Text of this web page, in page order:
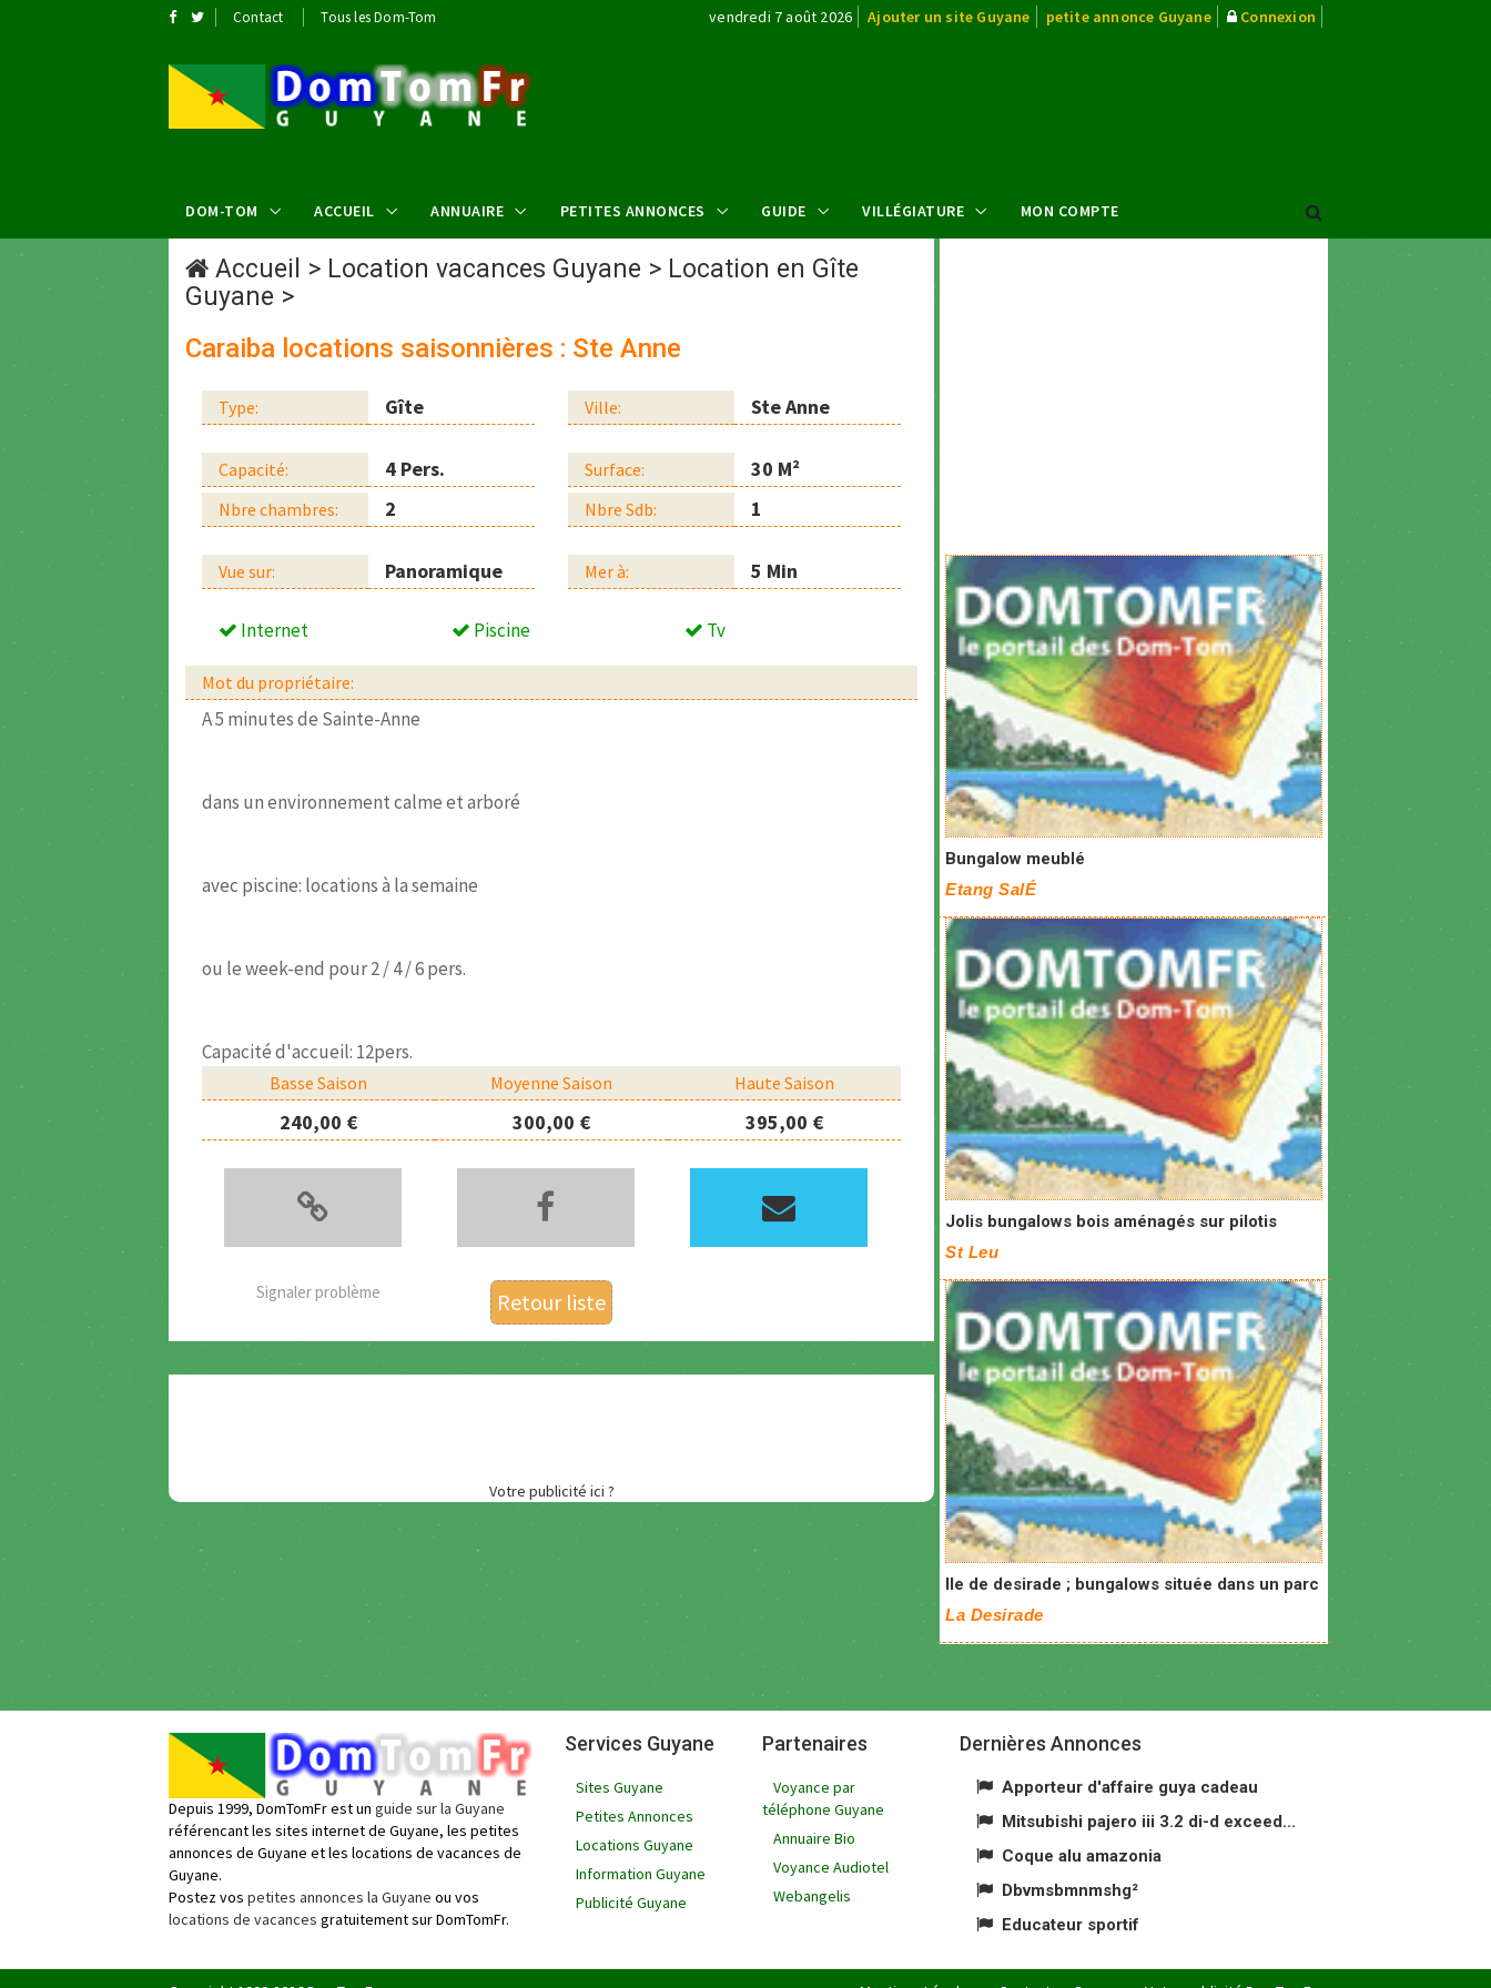
Contact Tous les Dom-Tom vendredi 7 août 2026 Ajouter un site Guyane petite annonce Guyane Connexion
DOM-TOM ACCUEIL ANNUAIRE PETITES ANNONCES GUIDE VILLÉGIATURE MON COMPTE
Accueil > Location vacances Guyane > Location en Gîte
Guyane >
Caraiba locations saisonnières : Ste Anne
Type: Gîte Ville: Ste Anne
Capacité: 4 Pers. Surface: 30 M²
Nbre chambres: 2 Nbre Sdb: 1
Vue sur: Panoramique Mer à: 5 Min
Internet Piscine Tv
Mot du propriétaire:
A 5 minutes de Sainte-Anne
dans un environnement calme et arboré
avec piscine: locations à la semaine
ou le week-end pour 2 / 4 / 6 pers.
Capacité d'accueil: 12pers.
Basse Saison Moyenne Saison Haute Saison
240,00 € 300,00 € 395,00 €
Signaler problème Retour liste
Votre publicité ici ?
Bungalow meublé
Etang SalÉ
Jolis bungalows bois aménagés sur pilotis
St Leu
Ile de desirade ; bungalows située dans un parc
La Desirade
Depuis 1999, DomTomFr est un guide sur la Guyane
référencant les sites internet de Guyane, les petites
annonces de Guyane et les locations de vacances de
Guyane.
Postez vos petites annonces la Guyane ou vos
locations de vacances gratuitement sur DomTomFr.
Services Guyane
Sites Guyane
Petites Annonces
Locations Guyane
Information Guyane
Publicité Guyane
Partenaires
Voyance par
téléphone Guyane
Annuaire Bio
Voyance Audiotel
Webangelis
Dernières Annonces
Apporteur d'affaire guya cadeau
Mitsubishi pajero iii 3.2 di-d exceed...
Coque alu amazonia
Dbvmsbmnmshg²
Educateur sportif